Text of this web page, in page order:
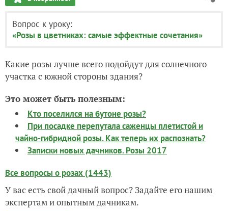
Вопрос к уроку:
«Розы в цветниках: самые эффектные сочетания»
Какие розы лучше всего подойдут для солнечного
участка с южной стороны здания?
Это может быть полезным:
Кто поселился на бутоне розы?
При посадке перепутала саженцы плетистой и
чайно-гибридной розы. Как теперь их распознать?
Записки новых дачников. Розы 2017
Все вопросы о розах (1443)
У вас есть свой дачный вопрос? Задайте его нашим
экспертам и опытным дачникам.